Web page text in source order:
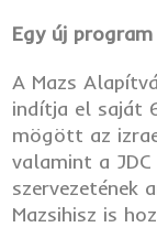
Egy új
A Mazs
indítja el saját
mögött az
valamint a
szervezetének
Mazsihisz is